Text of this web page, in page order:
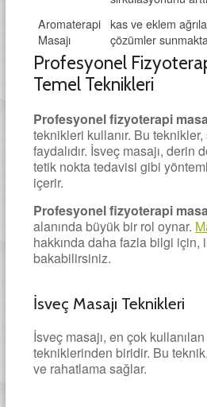
Aromaterapi
Masajı
kas ve eklem
çözümler sunmakta
Profesyonel
Temel Teknikleri
Profesyonel fizyoterapi
teknikleri kullanır. Bu teknikler,
faydalıdır. İsveç masajı, derin
tetik nokta tedavisi gibi
içerir.
Profesyonel fizyoterapi
alanında büyük bir rol oynar.
hakkında daha fazla bilgi
bakabilirsiniz.
İsveç Masajı Teknikleri
İsveç masajı, en çok
tekniklerinden biridir. Bu
ve rahatlama sağlar.